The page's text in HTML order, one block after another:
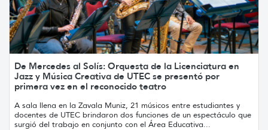
De Mercedes al Solís: Orquesta de la Licenciatura en
Jazz y Música Creativa de UTEC se presentó por
primera vez en el reconocido teatro
A sala llena en la Zavala Muniz, 21 músicos entre estudiantes y
docentes de UTEC brindaron dos funciones de un espectáculo que
surgió del trabajo en conjunto con el Área Educativa...